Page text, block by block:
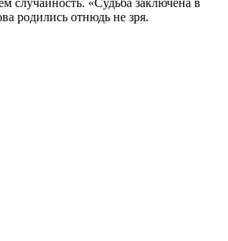
родились отнюдь не зря.